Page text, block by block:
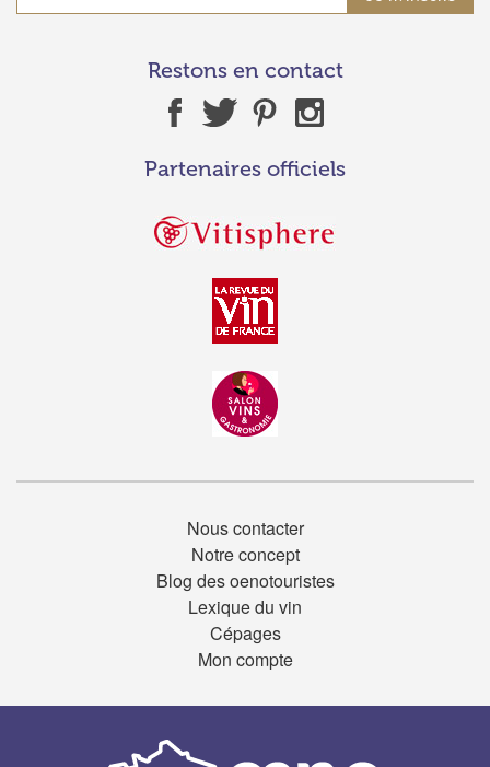
Restons en contact
Partenaires officiels
Nous contacter
Notre concept
Blog des oenotouristes
Lexique du vin
Cépages
Mon compte